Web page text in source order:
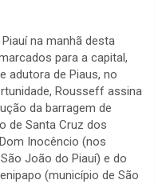
na manhã desta
para a capital,
adutora de Piaus, no
Rousseff assina
da barragem de
de Santa Cruz dos
Inocêncio (nos
João do Piauí) e do
(município de São